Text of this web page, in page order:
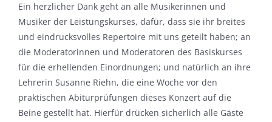
Ein herzlicher Dank geht an alle Musikerinnen und
Musiker der Leistungskurses, dafür, dass sie ihr breites
und eindrucksvolles Repertoire mit uns geteilt haben; an
die Moderatorinnen und Moderatoren des Basiskurses
für die erhellenden Einordnungen; und natürlich an ihre
Lehrerin Susanne Riehn, die eine Woche vor den
praktischen Abiturprüfungen dieses Konzert auf die
Beine gestellt hat. Hierfür drücken sicherlich alle Gäste